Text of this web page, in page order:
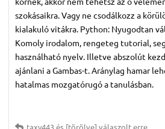
szokásaikra. Vagy ne csodálkozz a
kialakuló vitákra. Python: Nyugodtan
Komoly irodalom, rengeteg tutorial,
használható nyelv. Illetve abszolút
ajánlani a Gambas-t. Aránylag hamar
hatalmas mozgatórugó a tanulásban.
taxy443és [törölve] válaszolt erre.